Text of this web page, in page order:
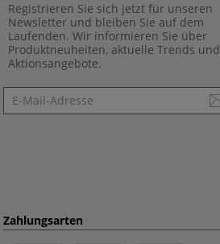
Registrieren Sie sich jetzt für unseren
Newsletter und bleiben Sie auf dem
Laufenden. Wir informieren Sie über
Produktneuheiten, aktuelle Trends und
Aktionsangebote.
Newsletter
Zahlungsarten